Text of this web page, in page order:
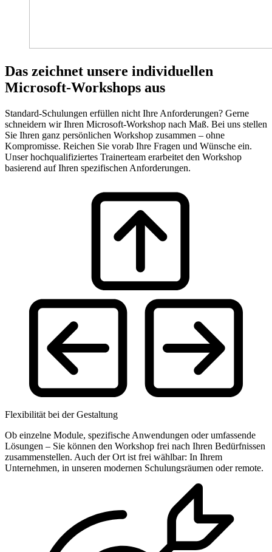
Das zeichnet unsere individuellen
Microsoft-Workshops aus
Standard-Schulungen erfüllen nicht Ihre Anforderungen? Gerne
schneidern wir Ihren Microsoft-Workshop nach Maß. Bei uns stellen
Sie Ihren ganz persönlichen Workshop zusammen – ohne
Kompromisse. Reichen Sie vorab Ihre Fragen und Wünsche ein.
Unser hochqualifiziertes Trainerteam erarbeitet den Workshop
basierend auf Ihren spezifischen Anforderungen.
Flexibilität bei der Gestaltung
Ob einzelne Module, spezifische Anwendungen oder umfassende
Lösungen – Sie können den Workshop frei nach Ihren Bedürfnissen
zusammenstellen. Auch der Ort ist frei wählbar: In Ihrem
Unternehmen, in unseren modernen Schulungsräumen oder remote.